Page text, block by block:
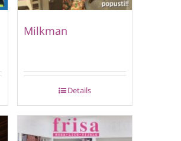
Milkman
Details